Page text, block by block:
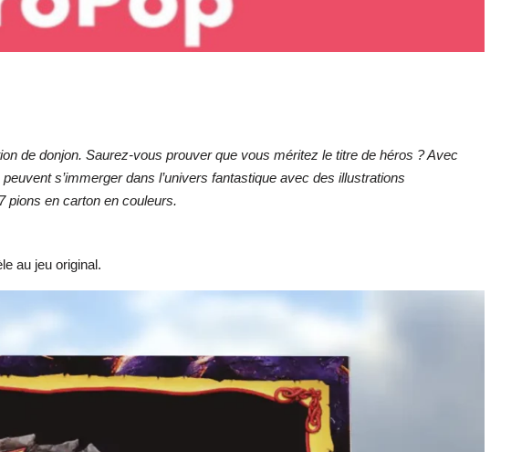
de donjon. Saurez-vous prouver que vous méritez le titre de héros ? Avec
s’immerger dans l’univers fantastique avec des illustrations
pions en carton en couleurs.
au jeu original.